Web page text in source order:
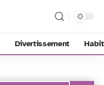
Divertissement